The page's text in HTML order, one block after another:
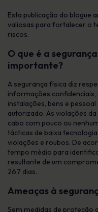
Esta publicação do blogue
valiosas para fortalecer o
riscos.
O que é a
importante?
A segurança física diz
informações
instalações, bens e
autorizado. As violações
cabo com pouco ou
tácticas de baixa
violações e roubos. De
tempo médio para
resultante de um
267 dias.
Ameaças à
Sem medidas de proteção